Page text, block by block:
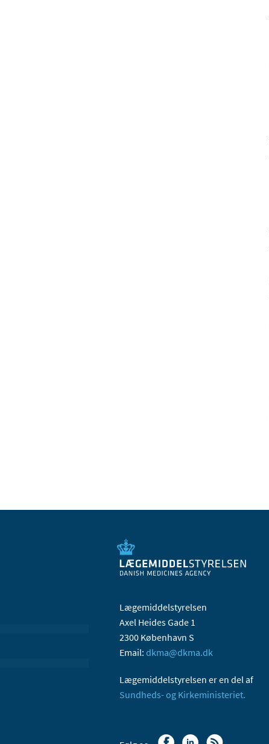
Lægemiddelstyrelsen
Axel Heides Gade 1
2300 København S
Email: dkma@dkma.dk
Lægemiddelstyrelsen er en del af
Sundheds- og Kirkeministeriet.